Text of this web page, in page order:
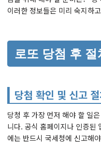
이러한 정보들은 미리 숙지하
로또 당첨 후 절
당첨 확인 및 신고
당청 후 가장 먼저 해야 할 일
니다. 공식 홈페이지나 인증된
에는 반드시 국세청에 신고해